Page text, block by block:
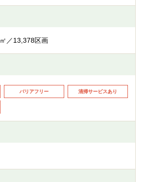
／13,378区画
バリアフリー 清掃サービスあり